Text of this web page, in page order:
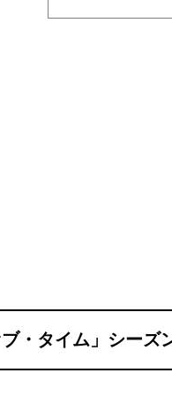
ブ・タイム」シーズ